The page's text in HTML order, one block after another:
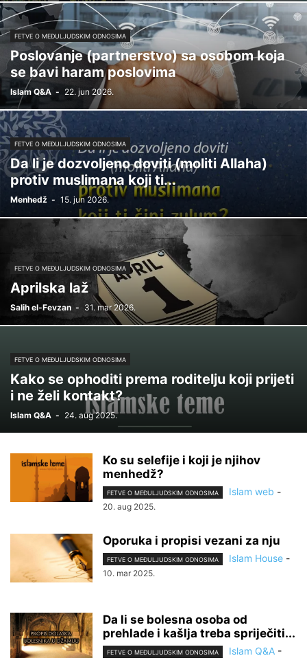
FETVE O MEĐULJUDSKIM ODNOSIMA
Poslovanje (partnerstvo) sa osobom koja
se bavi haram poslovima
Islam Q&A - 22. jun 2026.
FETVE O MEĐULJUDSKIM ODNOSIMA
Da li je dozvoljeno doviti (moliti Allaha)
protiv muslimana koji ti...
Menhedž - 15. jun 2026.
FETVE O MEĐULJUDSKIM ODNOSIMA
Aprilska laž
Salih el-Fevzan - 31. mar 2026.
FETVE O MEĐULJUDSKIM ODNOSIMA
Kako se ophoditi prema roditelju koji prijeti
i ne želi kontakt?
Islam Q&A - 24. aug 2025.
Ko su selefije i koji je njihov
menhedž?
FETVE O MEĐULJUDSKIM ODNOSIMA Islam web -
20. aug 2025.
Oporuka i propisi vezani za nju
FETVE O MEĐULJUDSKIM ODNOSIMA Islam House -
10. mar 2025.
Da li se bolesna osoba od
prehlade i kašlja treba spriječiti...
FETVE O MEĐULJUDSKIM ODNOSIMA Islam Q&A -